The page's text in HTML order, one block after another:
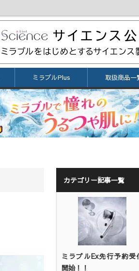
ミラブルPlus 取扱商品一
カテゴリー記事一覧
ミラブルEx先行予約受
開始！！